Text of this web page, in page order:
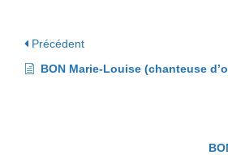
Précédent
BON Marie-Louise (chanteuse